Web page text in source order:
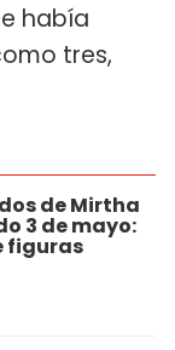
había
tres,
de Mirtha
3 de mayo:
figuras